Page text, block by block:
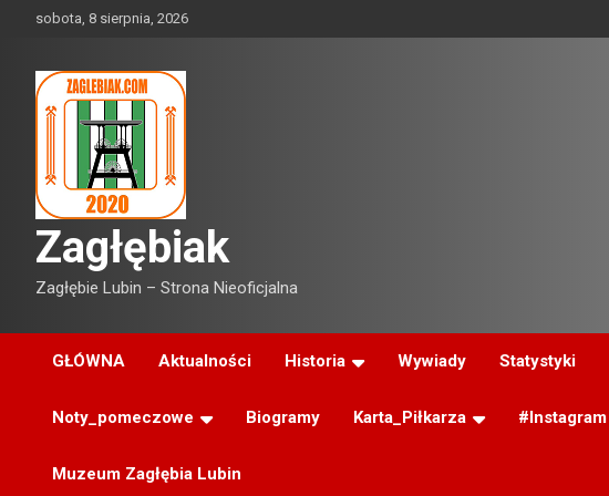
sobota, 8 sierpnia, 2026
Zagłębiak
Zagłębie Lubin – Strona Nieoficjalna
GŁÓWNA Aktualności Historia Wywiady Statystyki
Noty_pomeczowe Biogramy Karta_Piłkarza #Instagram
Muzeum Zagłębia Lubin